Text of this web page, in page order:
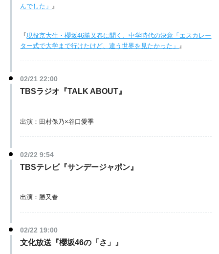
んでした」
』
『現役京大生・櫻坂46勝又春に聞く、中学時代の決意「エスカレー
ター式で大学まで行けたけど、違う世界を見たかった」 』
02/21 22:00
TBSラジオ『TALK ABOUT』
出演：田村保乃×谷口愛季
02/22 9:54
TBSテレビ『サンデージャポン』
出演：勝又春
02/22 19:00
文化放送『櫻坂46の「さ」』